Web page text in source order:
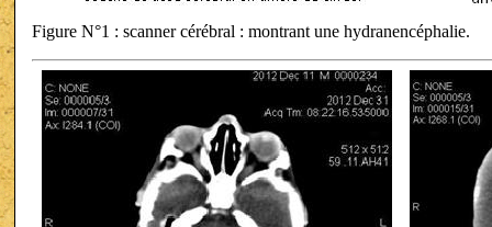
Figure N°1 : scanner cérébral : montrant une hydranencéphalie.